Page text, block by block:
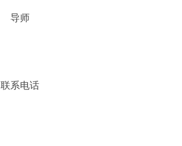
导师
联系电话